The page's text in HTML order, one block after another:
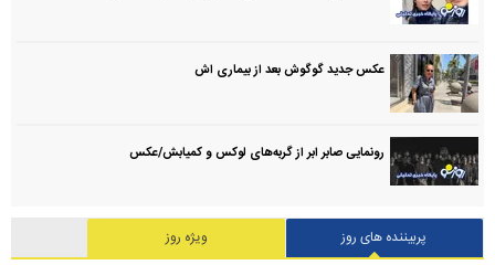
عکس جدید گوگوش بعد از بیماری اش
رونمایی صابر ابر از گربه‌های لوکس و کمیابش/عکس
پربیننده های روز
ویژه روز